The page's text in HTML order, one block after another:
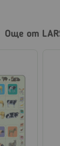
Още от